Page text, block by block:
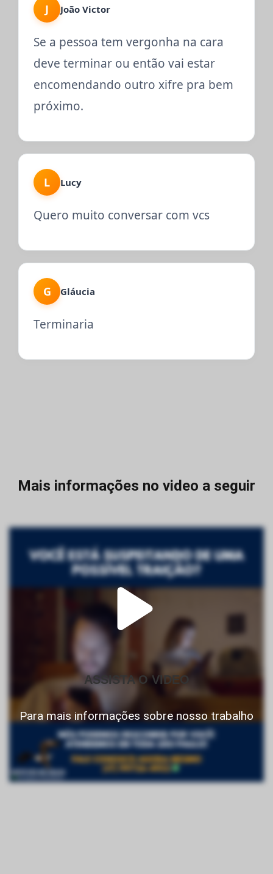
J João Victor
Se a pessoa tem vergonha na cara
deve terminar ou então vai estar
encomendando outro xifre pra bem
próximo.
L Lucy
Quero muito conversar com vcs
G Gláucia
Terminaria
Mais informações no video a seguir
ASSISTA O VIDEO
Para mais informações sobre nosso trabalho